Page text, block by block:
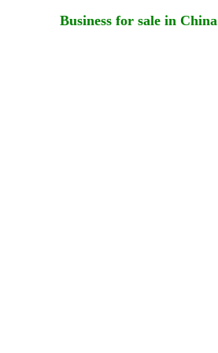
Business for sale in China